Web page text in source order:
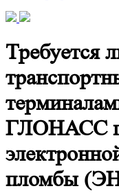
Требуется
ГЛОНАСС
пломбы